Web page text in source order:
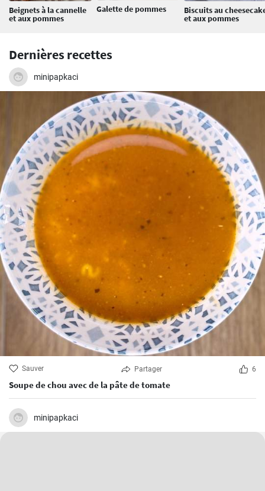
Beignets à la cannelle
et aux pommes
Galette de pommes Biscuits au
et aux pommes
Dernières recettes
minipapkaci
Sauver Partager 6
Soupe de chou avec de la pâte de tomate
minipapkaci